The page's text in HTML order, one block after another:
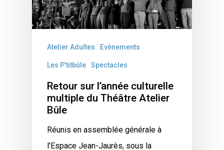
Atelier Adultes Evènements
Les P’titbûle Spectacles
Retour sur l’année culturelle
multiple du Théâtre Atelier
Bûle
Réunis en assemblée générale à
l’Espace Jean-Jaurès, sous la